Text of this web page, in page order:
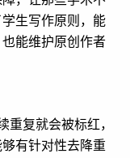
生写作原则，能
能维护原创作者
重复就会被标红，
有针对性去降重